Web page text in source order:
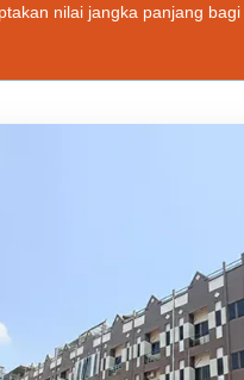
nilai jangka panjang